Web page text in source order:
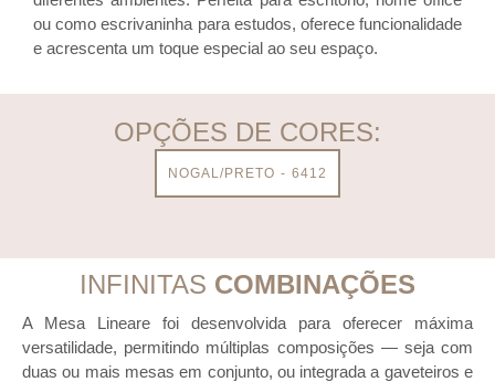
ou como escrivaninha para estudos, oferece funcionalidade
e acrescenta um toque especial ao seu espaço.
OPÇÕES DE CORES:
NOGAL/PRETO - 6412
INFINITAS COMBINAÇÕES
A Mesa Lineare foi desenvolvida para oferecer máxima
versatilidade, permitindo múltiplas composições — seja com
duas ou mais mesas em conjunto, ou integrada a gaveteiros e